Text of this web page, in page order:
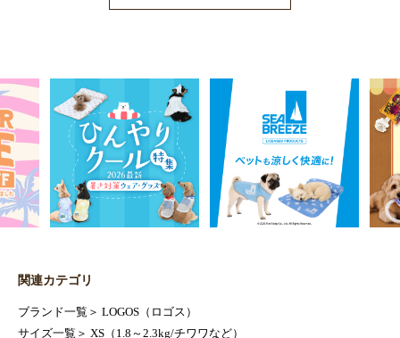
関連カテゴリ
ブランド一覧 ＞ LOGOS（ロゴス）
サイズ一覧 ＞ XS（1.8～2.3kg/チワワなど）